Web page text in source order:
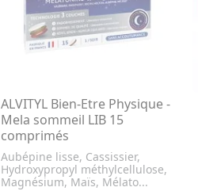
ALVITYL Bien-Etre Physique -
Mela sommeil LIB 15
comprimés
Aubépine lisse, Cassissier,
Hydroxypropyl méthylcellulose,
Magnésium, Maïs, Mélato...